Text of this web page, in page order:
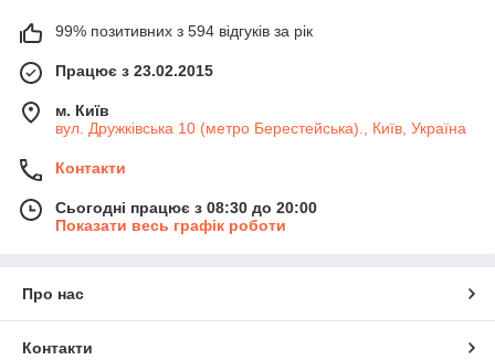
99% позитивних з 594 відгуків за рік
Працює з 23.02.2015
м. Київ
вул. Дружківська 10 (метро Берестейська)., Київ, Україна
Контакти
Сьогодні працює з 08:30 до 20:00
Показати весь графік роботи
Про нас
Контакти